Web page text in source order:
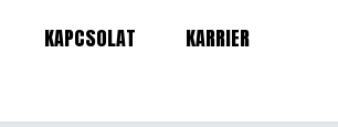
KAPCSOLAT KARRIER